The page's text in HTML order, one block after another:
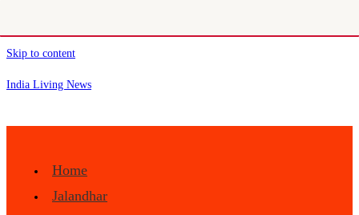
Skip to content
India Living News
Home
Jalandhar